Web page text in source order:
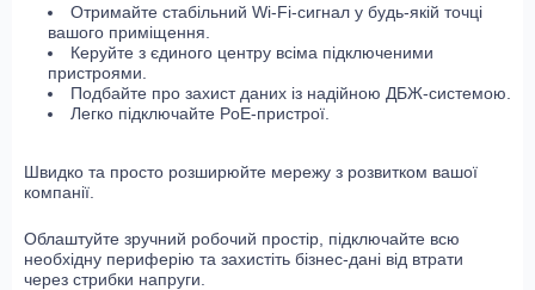
Отримайте стабільний Wi-Fi-сигнал у будь-якій точці
вашого приміщення.
Керуйте з єдиного центру всіма підключеними
пристроями.
Подбайте про захист даних із надійною ДБЖ-системою.
Легко підключайте PoE-пристрої.
Швидко та просто розширюйте мережу з розвитком вашої
компанії.
Облаштуйте зручний робочий простір, підключайте всю
необхідну периферію та захистіть бізнес-дані від втрати
через стрибки напруги.